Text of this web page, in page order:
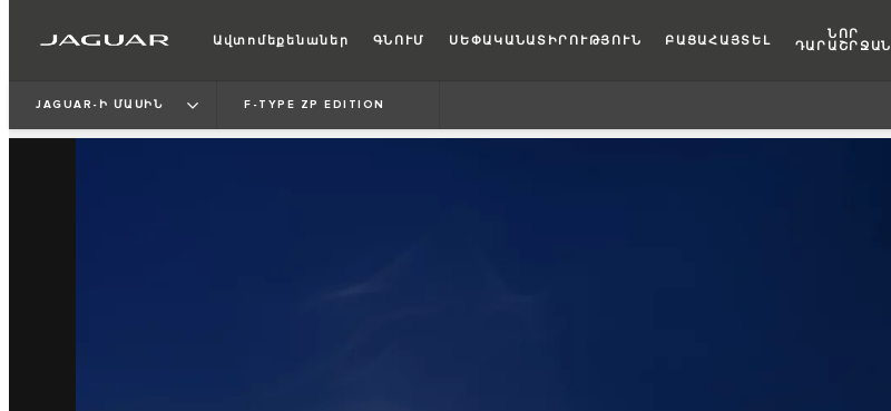
Ավտոմեքենաներ ԳՆՈՒՄ ՍԵՓԱԿԱՆԱՏԻՐՈՒԹՅՈՒՆ ԲԱՑԱՀԱՅՏԵԼ
ՆՈՐ
ԴԱՐԱՇՐՋԱՆ
JAGUAR-Ի ՄԱՍԻՆ F-TYPE ZP EDITION